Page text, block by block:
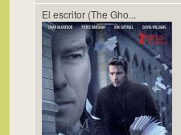
El escritor (The Gho...